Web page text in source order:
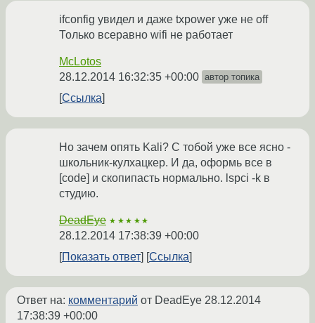
ifconfig увидел и даже txpower уже не off
Только всеравно wifi не работает
McLotos
28.12.2014 16:32:35 +00:00 автор топика
Ссылка
Но зачем опять Kali? С тобой уже все ясно -
школьник-кулхацкер. И да, оформь все в
[code] и скопипасть нормально. lspci -k в
студию.
DeadEye ★★★★★
28.12.2014 17:38:39 +00:00
Показать ответ
Ссылка
Ответ на: комментарий от DeadEye 28.12.2014
17:38:39 +00:00